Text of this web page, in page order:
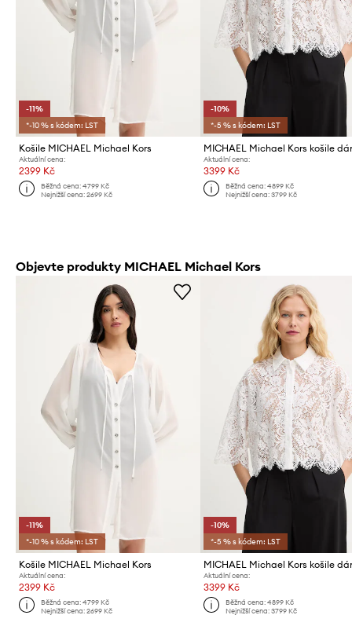
-11%
*-10 % s kódem: LST
Košile MICHAEL Michael Kors
Aktuální cena:
2399 Kč
Běžná cena:4799 Kč
Nejnižší cena:2699 Kč
-10%
*-5 % s kódem: LST
MICHAEL Michael Kors košile
Aktuální cena:
3399 Kč
Běžná cena: 4899 Kč
Nejnižší cena: 3799 Kč
Objevte produkty MICHAEL Michael Kors
-11%
*-10 % s kódem: LST
Košile MICHAEL Michael Kors
Aktuální cena:
2399 Kč
Běžná cena:4799 Kč
Nejnižší cena:2699 Kč
-10%
*-5 % s kódem: LST
MICHAEL Michael Kors košile
Aktuální cena:
3399 Kč
Běžná cena: 4899 Kč
Nejnižší cena: 3799 Kč